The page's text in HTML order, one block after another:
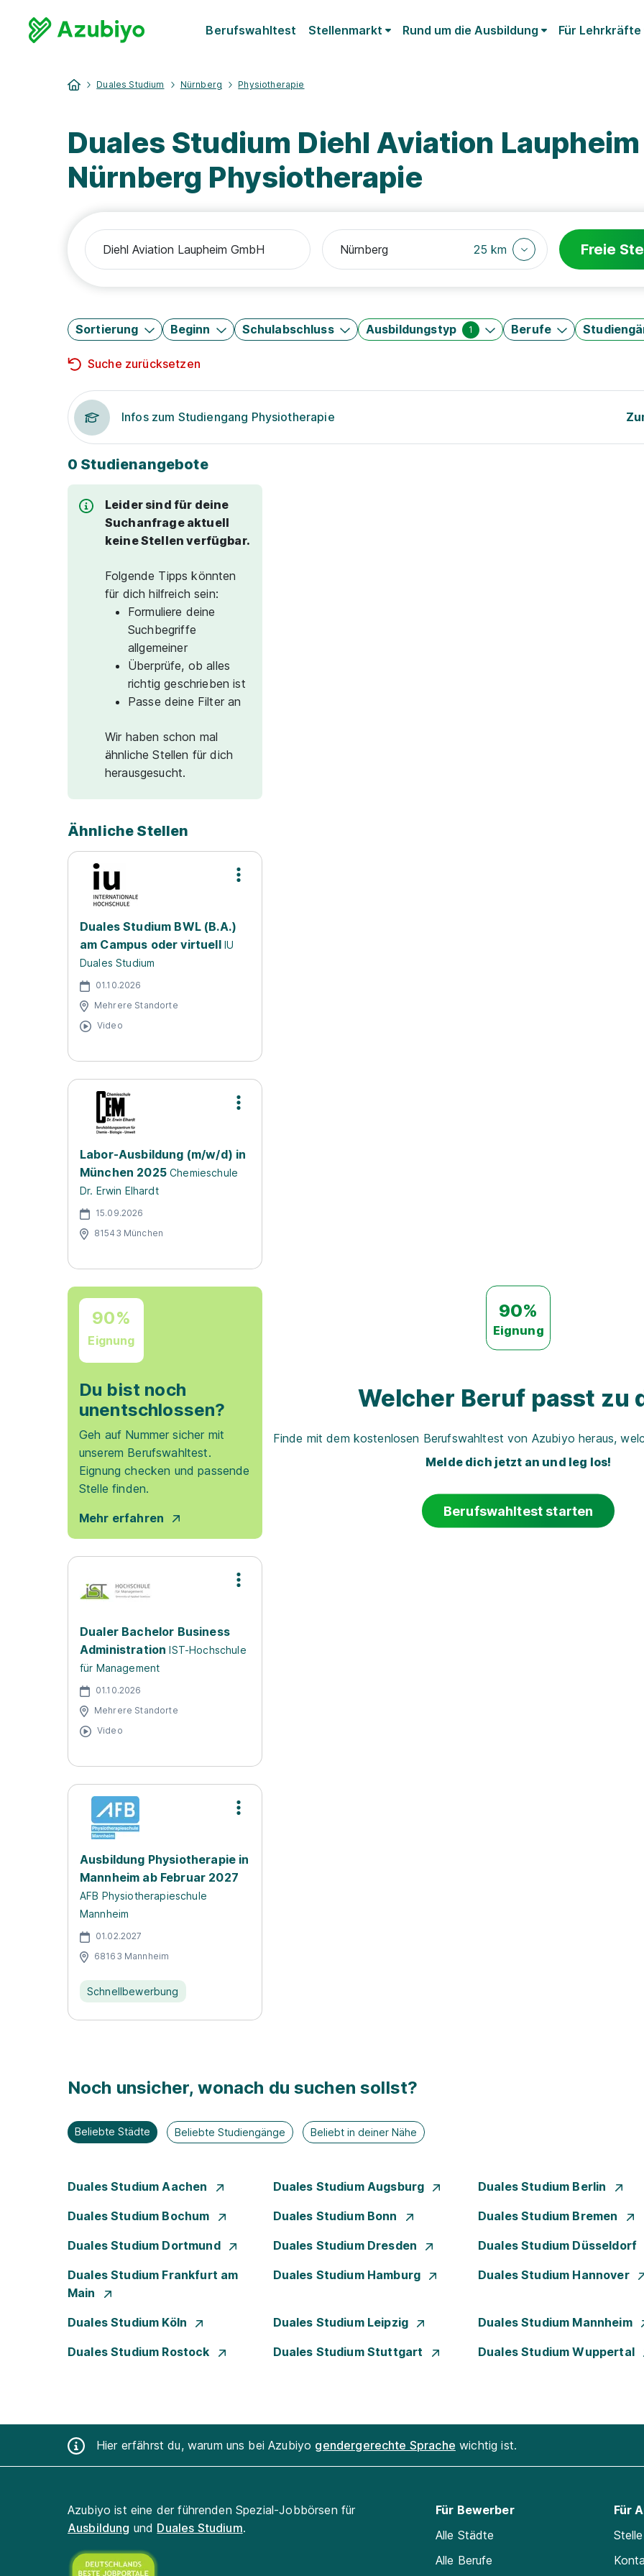
Berufswahltest Stellenmarkt Rund um die Ausbildung Für Lehrkräfte
Duales Studium Nürnberg Physiotherapie
Duales Studium Diehl Aviation Laupheim
Nürnberg Physiotherapie
25 km Freie
Sortierung Beginn Schulabschluss Ausbildungstyp 1 Berufe
Suche zurücksetzen
Infos zum Studiengang Physiotherapie
0 Studienangebote
Leider sind für deine
Suchanfrage aktuell
keine Stellen verfügbar.
Folgende Tipps könnten
für dich hilfreich sein:
Formuliere deine
Suchbegriffe
allgemeiner
Überprüfe, ob alles
richtig geschrieben ist
Passe deine Filter an
Wir haben schon mal
ähnliche Stellen für dich
herausgesucht.
Ähnliche Stellen
Duales Studium BWL (B.A.)
am Campus oder virtuell IU
Duales Studium
01.10.2026
Mehrere Standorte
Video
Labor-Ausbildung (m/w/d) in
München 2025 Chemieschule
Dr. Erwin Elhardt
15.09.2026
81543 München
90%
Eignung
Du bist noch
unentschlossen?
Geh auf Nummer sicher mit
unserem Berufswahltest.
Eignung checken und passende
Stelle finden.
Mehr erfahren
Dualer Bachelor Business
Administration IST-Hochschule
für Management
01.10.2026
Mehrere Standorte
Video
Ausbildung Physiotherapie in
Mannheim ab Februar 2027
AFB Physiotherapieschule
Mannheim
01.02.2027
68163 Mannheim
Schnellbewerbung
90%
Eignung
Welcher Beruf passt zu
Finde mit dem kostenlosen Berufswahltest von Azubiyo heraus,
Melde dich jetzt an und leg los!
Berufswahltest starten
Noch unsicher, wonach du suchen sollst?
Beliebte Städte Beliebte Studiengänge Beliebt in deiner Nähe
Duales Studium Aachen Duales Studium Augsburg Duales Studium Berlin
Duales Studium Bochum Duales Studium Bonn Duales Studium Bremen
Duales Studium Dortmund Duales Studium Dresden Duales Studium Düsseldorf
Duales Studium Frankfurt am
Main
Duales Studium Hamburg Duales Studium Hannover
Duales Studium Köln Duales Studium Leipzig Duales Studium Mannheim
Duales Studium Rostock Duales Studium Stuttgart Duales Studium Wuppertal
Hier erfährst du, warum uns bei Azubiyo gendergerechte Sprache wichtig ist.
Azubiyo ist eine der führenden Spezial-Jobbörsen für
Ausbildung und Duales Studium.
Für Bewerber
Alle Städte
Alle Berufe
Für